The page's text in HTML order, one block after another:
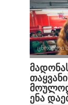
ცნობილი
ენა